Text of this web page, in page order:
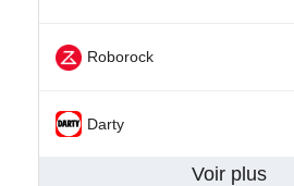
Roborock
Darty
Voir plus